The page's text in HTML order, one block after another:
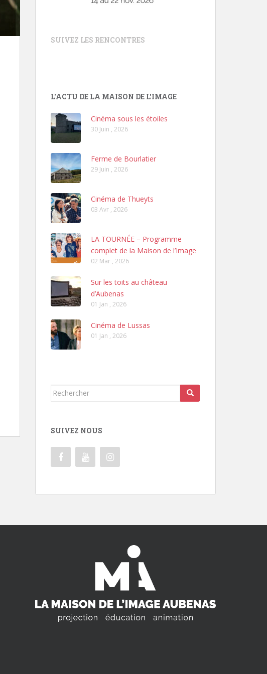
SUIVEZ LES RENCONTRES
L'ACTU DE LA MAISON DE L'IMAGE
Cinéma sous les étoiles
30 Juin , 2026
Ferme de Bourlatier
29 Juin , 2026
Cinéma de Thueyts
03 Avr , 2026
LA TOURNÉE – Programme
complet de la Maison de l’Image
02 Mar , 2026
Sur les toits au château
d’Aubenas
01 Jan , 2026
Cinéma de Lussas
01 Jan , 2026
Rechercher...
SUIVEZ NOUS